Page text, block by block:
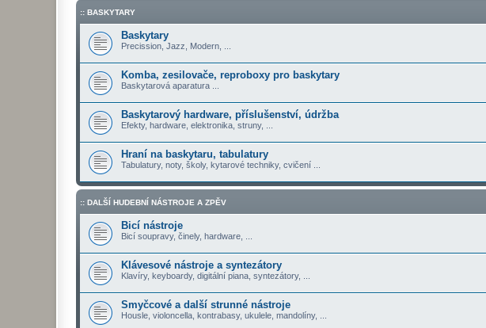
:: BASKYTARY
Baskytary
Precission, Jazz, Modern, ...
Komba, zesilovače, reproboxy pro baskytary
Baskytarová aparatura ...
Baskytarový hardware, příslušenství, údržba
Efekty, hardware, elektronika, struny, ...
Hraní na baskytaru, tabulatury
Tabulatury, noty, školy, kytarové techniky, cvičení ...
:: DALŠÍ HUDEBNÍ NÁSTROJE A ZPĚV
Bicí nástroje
Bicí soupravy, činely, hardware, ...
Klávesové nástroje a syntezátory
Klavíry, keyboardy, digitální piana, syntezátory, ...
Smyčcové a další strunné nástroje
Housle, violoncella, kontrabasy, ukulele, mandolíny, ...